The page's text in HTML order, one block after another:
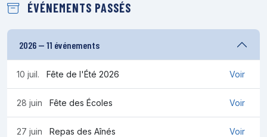
ÉVÉNEMENTS PASSÉS
2026 — 11 événements
10 juil. Fête de l'Été 2026 Voir
28 juin Fête des Écoles Voir
27 juin Repas des Aînés Voir